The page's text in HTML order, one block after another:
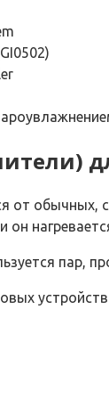
от обычных,
он
пар,